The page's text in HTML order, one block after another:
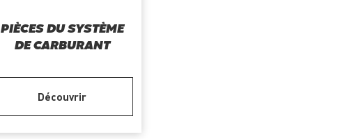
PIÈCES DU SYSTÈME
DE CARBURANT
Découvrir